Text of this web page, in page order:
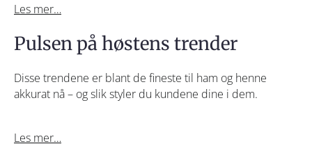
Les mer…
Pulsen på høstens trender
Disse trendene er blant de fineste til ham og henne
akkurat nå – og slik styler du kundene dine i dem.
Les mer…